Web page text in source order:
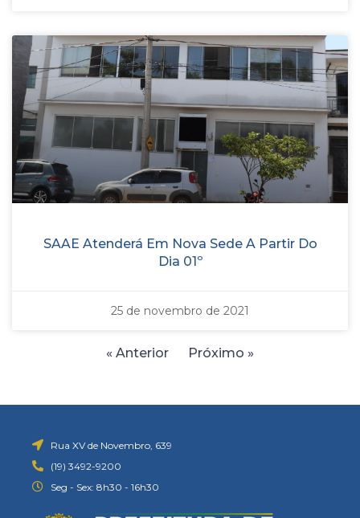
SAAE Atenderá Em Nova Sede A Partir Do
Dia 01º
25 de novembro de 2021
« Anterior Próximo »
Rua XV de Novembro, 639
(19) 3492-9200
Seg - Sex: 8h30 - 16h30